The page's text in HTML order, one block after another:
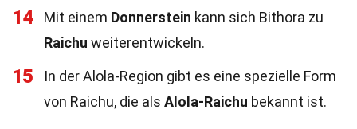
14 Mit einem Donnerstein kann sich Bithora zu
Raichu weiterentwickeln.
15
In der Alola-Region gibt es eine spezielle Form
von Raichu, die als Alola-Raichu bekannt ist.